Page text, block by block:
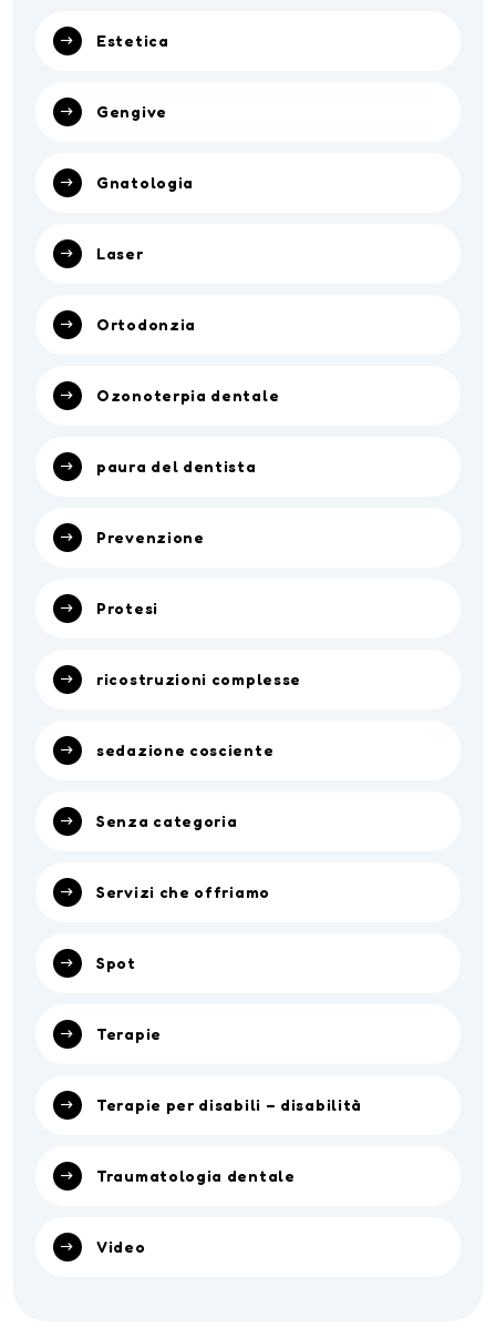
Estetica
Gengive
Gnatologia
Laser
Ortodonzia
Ozonoterpia dentale
paura del dentista
Prevenzione
Protesi
ricostruzioni complesse
sedazione cosciente
Senza categoria
Servizi che offriamo
Spot
Terapie
Terapie per disabili – disabilità
Traumatologia dentale
Video